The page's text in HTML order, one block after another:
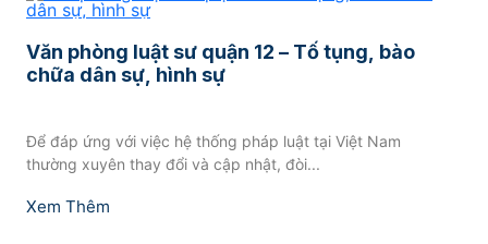
Văn phòng luật sư quận 12 – Tố tụng, bào
chữa dân sự, hình sự
Để đáp ứng với việc hệ thống pháp luật tại Việt Nam
thường xuyên thay đổi và cập nhật, đòi...
Xem Thêm